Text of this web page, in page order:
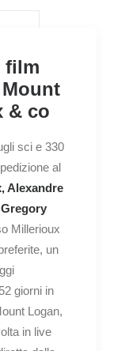
film
& co
sci e 330
al
Alexandre
Millerioux
un
giorni in
Logan,
in live